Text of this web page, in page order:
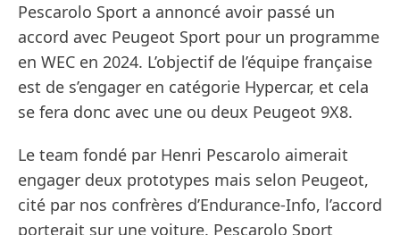
Pescarolo Sport a annoncé avoir passé un
accord avec Peugeot Sport pour un programme
en WEC en 2024. L’objectif de l’équipe française
est de s’engager en catégorie Hypercar, et cela
se fera donc avec une ou deux Peugeot 9X8.
Le team fondé par Henri Pescarolo aimerait
engager deux prototypes mais selon Peugeot,
cité par nos confrères d’Endurance-Info, l’accord
porterait sur une voiture. Pescarolo Sport